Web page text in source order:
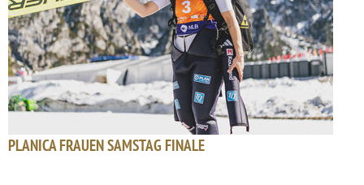
PLANICA FRAUEN SAMSTAG FINALE